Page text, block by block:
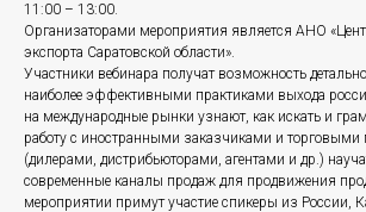
11:00 – 13:00.
Организаторами мероприятия является АНО
экспорта Саратовской области».
Участники вебинара получат возможность
наиболее эффективными практиками выхода
на международные рынки узнают, как искать и
работу с иностранными заказчиками и торговыми
(дилерами, дистрибьюторами, агентами и др.)
современные каналы продаж для продвижения
мероприятии примут участие спикеры из России,